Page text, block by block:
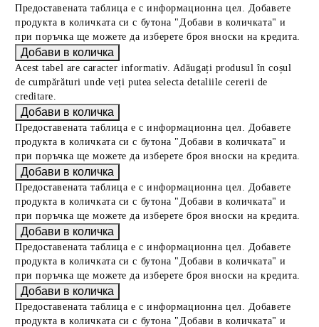
Предоставената таблица е с информационна цел. Добавете
продукта в количката си с бутона "Добави в количката" и
при поръчка ще можете да изберете броя вноски на кредита.
Acest tabel are caracter informativ. Adăugați produsul în coșul
de cumpărături unde veți putea selecta detaliile cererii de
creditare.
Предоставената таблица е с информационна цел. Добавете
продукта в количката си с бутона "Добави в количката" и
при поръчка ще можете да изберете броя вноски на кредита.
Предоставената таблица е с информационна цел. Добавете
продукта в количката си с бутона "Добави в количката" и
при поръчка ще можете да изберете броя вноски на кредита.
Предоставената таблица е с информационна цел. Добавете
продукта в количката си с бутона "Добави в количката" и
при поръчка ще можете да изберете броя вноски на кредита.
Предоставената таблица е с информационна цел. Добавете
продукта в количката си с бутона "Добави в количката" и